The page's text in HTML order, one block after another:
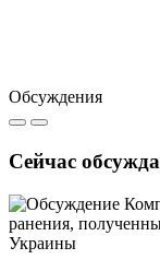
Обсуждения
Сейчас